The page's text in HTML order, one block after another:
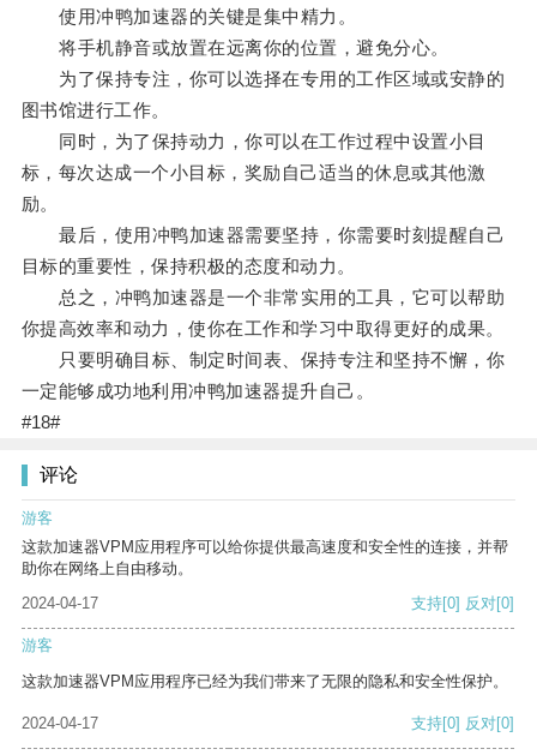
使用冲鸭加速器的关键是集中精力。
将手机静音或放置在远离你的位置，避免分心。
为了保持专注，你可以选择在专用的工作区域或安静的
图书馆进行工作。
同时，为了保持动力，你可以在工作过程中设置小目
标，每次达成一个小目标，奖励自己适当的休息或其他激
励。
最后，使用冲鸭加速器需要坚持，你需要时刻提醒自己
目标的重要性，保持积极的态度和动力。
总之，冲鸭加速器是一个非常实用的工具，它可以帮助
你提高效率和动力，使你在工作和学习中取得更好的成果。
只要明确目标、制定时间表、保持专注和坚持不懈，你
一定能够成功地利用冲鸭加速器提升自己。
#18#
评论
游客
这款加速器VPM应用程序可以给你提供最高速度和安全性的连接，并帮
助你在网络上自由移动。
2024-04-17
支持[0] 反对[0]
游客
这款加速器VPM应用程序已经为我们带来了无限的隐私和安全性保护。
2024-04-17 支持[0] 反对[0]